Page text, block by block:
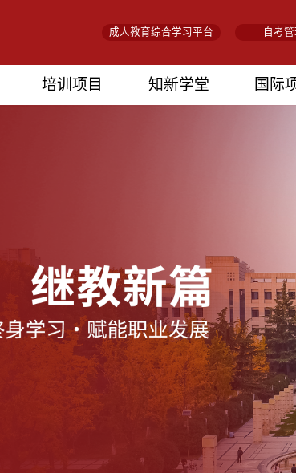
成人教育综合学习平台 自考
培训项目 知新学堂 国际